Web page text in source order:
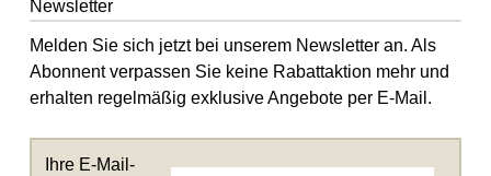
Newsletter
Melden Sie sich jetzt bei unserem Newsletter an. Als
Abonnent verpassen Sie keine Rabattaktion mehr und
erhalten regelmäßig exklusive Angebote per E-Mail.
Ihre E-Mail-